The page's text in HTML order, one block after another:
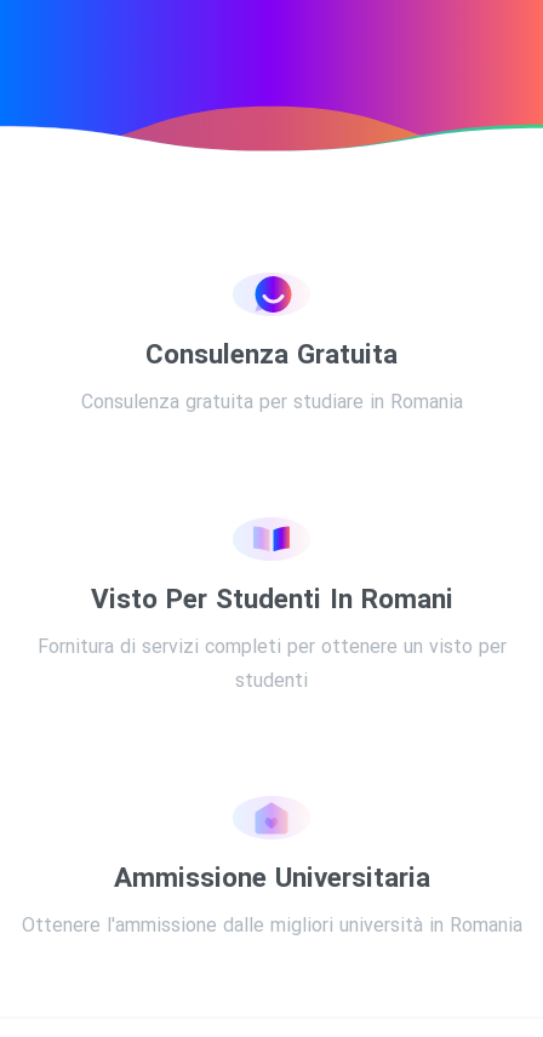
Consulenza Gratuita
Consulenza gratuita per studiare in Romania
Visto Per Studenti In Romani
Fornitura di servizi completi per ottenere un visto per
studenti
Ammissione Universitaria
Ottenere l'ammissione dalle migliori università in Romania